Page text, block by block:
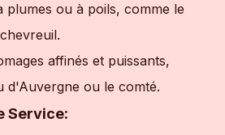
plumes ou à poils, comme le
affinés et puissants,
d'Auvergne ou le comté.
Service: